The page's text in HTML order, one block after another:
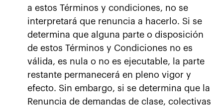
a estos Términos y condiciones, no se
interpretará que renuncia a hacerlo. Si se
determina que alguna parte o disposición
de estos Términos y Condiciones no es
válida, es nula o no es ejecutable, la parte
restante permanecerá en pleno vigor y
efecto. Sin embargo, si se determina que la
Renuncia de demandas de clase, colectivas